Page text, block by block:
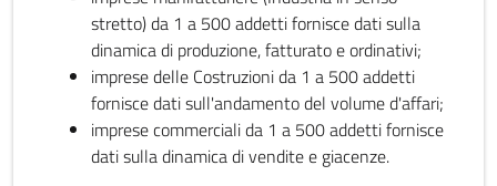
stretto) da 1 a 500 addetti fornisce dati sulla
dinamica di produzione, fatturato e ordinativi;
imprese delle Costruzioni da 1 a 500 addetti
fornisce dati sull'andamento del volume d'affari;
imprese commerciali da 1 a 500 addetti fornisce
dati sulla dinamica di vendite e giacenze.